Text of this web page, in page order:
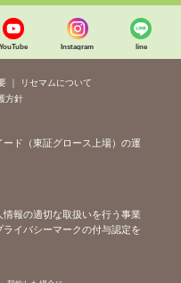
YouTube Instagram line
リセマムについて
方針
ード（東証グロース上場）の運
報の適切な取扱いを行う事業
イバシーマークの付与認定を